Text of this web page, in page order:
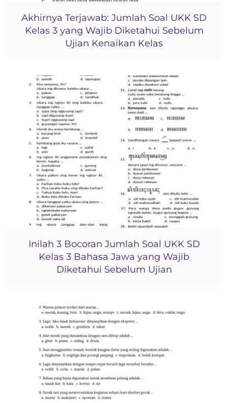
Akhirnya Terjawab: Jumlah Soal UKK SD
Kelas 3 yang Wajib Diketahui Sebelum
Ujian Kenaikan Kelas
Inilah 3 Bocoran Jumlah Soal UKK SD
Kelas 3 Bahasa Jawa yang Wajib
Diketahui Sebelum Ujian